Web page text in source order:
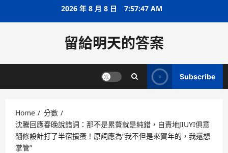
2026 年 8 月 8 日 7:57:47 AM
留給明天的答案
Subscribe
Home
分數
沈騰回應春晚說錯詞：那不是累贅就是純錯，自責地JIUYI俱意
翻修設計打了半宿摜蛋！原詞應為“我不但是來賀年的，我還想
掌管”